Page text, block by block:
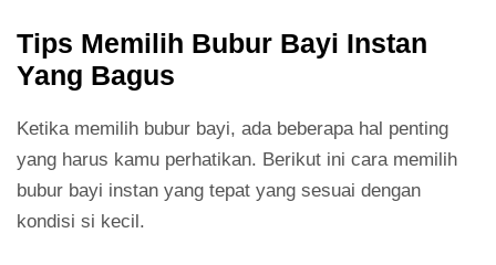
Tips Memilih Bubur Bayi Instan
Yang Bagus
Ketika memilih bubur bayi, ada beberapa hal penting
yang harus kamu perhatikan. Berikut ini cara memilih
bubur bayi instan yang tepat yang sesuai dengan
kondisi si kecil.